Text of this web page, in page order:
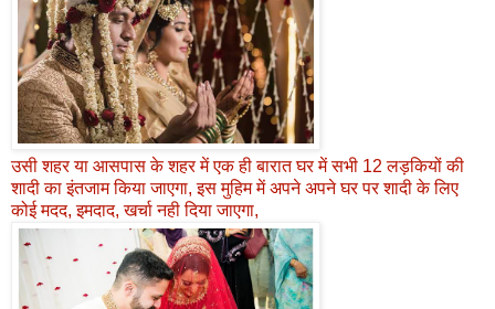
उसी शहर या आसपास के शहर में एक ही बारात घर में सभी 12 लड़कियों की
शादी का इंतजाम किया जाएगा, इस मुहिम में अपने अपने घर पर शादी के लिए
कोई मदद, इमदाद, खर्चा नही दिया जाएगा,